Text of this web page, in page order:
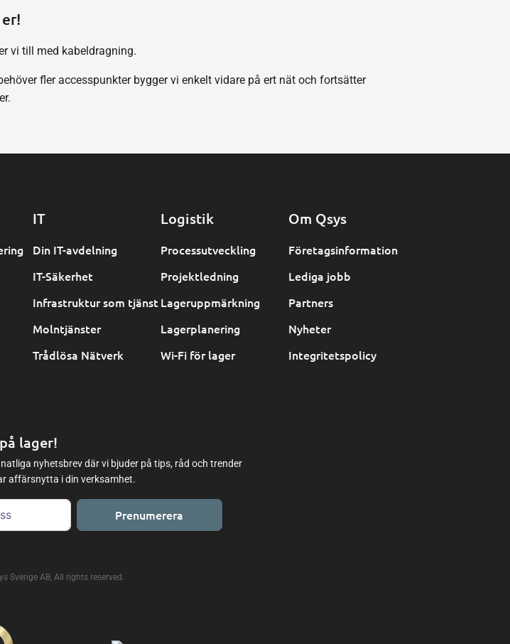
vi till med kabeldragning.
fler accesspunkter bygger vi enkelt vidare på ert nät och fortsätter
IT
Din IT-avdelning
IT-Säkerhet
Infrastruktur som tjänst
Molntjänster
Trådlösa Nätverk
Logistik
Processutveckling
Projektledning
Lageruppmärkning
Lagerplanering
Wi-Fi för lager
Om Qsys
Företagsinformation
Lediga jobb
Partners
Nyheter
Integritetspolicy
lager!
nyhetsbrev där vi bjuder på tips, råd och trender
affärsnytta i din verksamhet.
Prenumerera
Sverige AB, All rights reserved.